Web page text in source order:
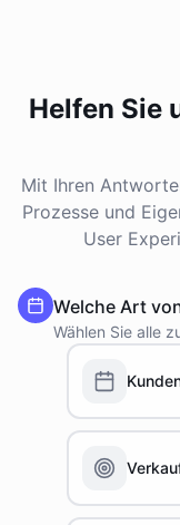
Helfen Sie
Mit Ihren
Prozesse und
User
Welche Art
Wählen Sie alle